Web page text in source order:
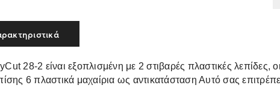
28-2 είναι εξοπλισμένη με 2 στιβαρές πλαστικές λεπίδες,
6 πλαστικά μαχαίρια ως αντικατάσταση Αυτό σας